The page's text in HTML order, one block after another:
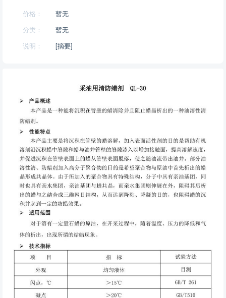
价格：
暂无
分类：
暂无
说明：
[摘要]